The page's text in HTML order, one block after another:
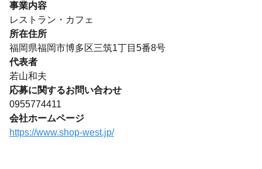
事業内容
レストラン・カフェ
所在住所
福岡県福岡市博多区三筑1丁目5番8号
代表者
若山和夫
応募に関するお問い合わせ
0955774411
会社ホームページ
https://www.shop-west.jp/